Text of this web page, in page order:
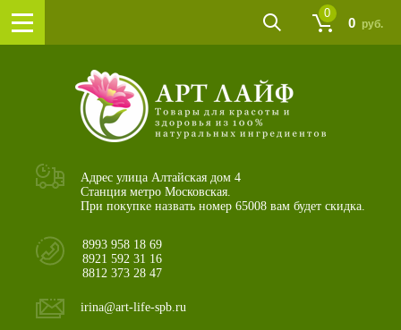
0 руб.
0
Адрес улица Алтайская дом 4
Станция метро Московская.
При покупке назвать номер 65008 вам будет скидка.
8993 958 18 69
8921 592 31 16
8812 373 28 47
irina@art-life-spb.ru